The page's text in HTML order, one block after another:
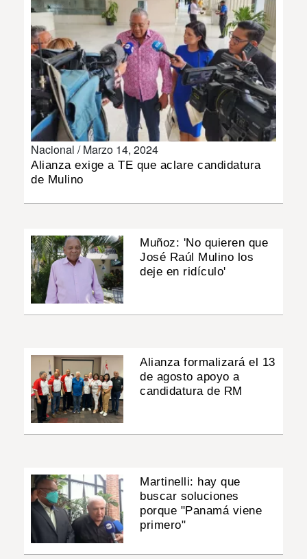
MULTIMEDIA
IMPRESO
Nacional /Marzo 14, 2024
Alianza exige a TE que aclare candidatura
de Mulino
Muñoz: 'No quieren que
José Raúl Mulino los
deje en ridículo'
Alianza formalizará el 13
de agosto apoyo a
candidatura de RM
Martinelli: hay que
buscar soluciones
porque "Panamá viene
primero"